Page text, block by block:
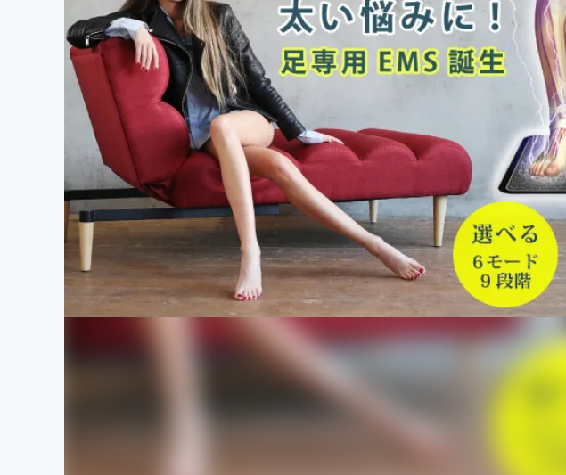
映像・映画 書籍・雑誌出版
ビジネス・起業
まちづくり・地域活性化
CAMPFIRE for
CAMPFIREふる